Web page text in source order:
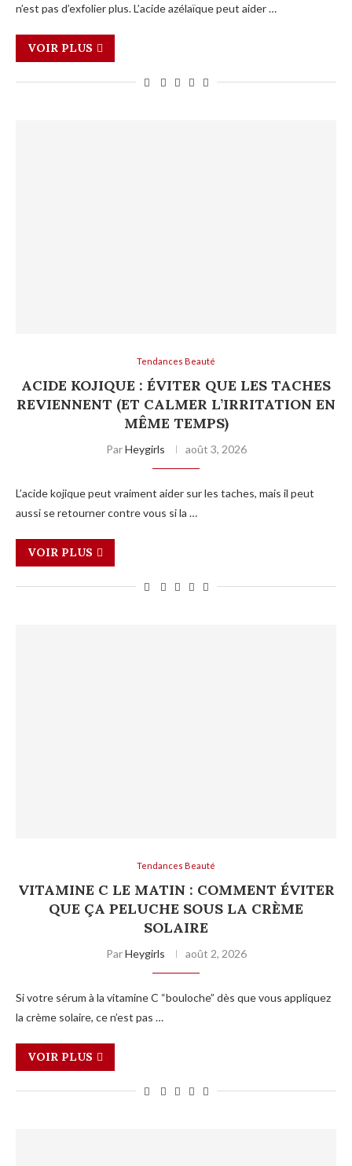
n’est pas d’exfolier plus. L’acide azélaïque peut aider …
VOIR PLUS
Tendances Beauté
ACIDE KOJIQUE : ÉVITER QUE LES TACHES
REVIENNENT (ET CALMER L’IRRITATION EN
MÊME TEMPS)
ParHeygirls août 3, 2026
L’acide kojique peut vraiment aider sur les taches, mais il peut
aussi se retourner contre vous si la …
VOIR PLUS
Tendances Beauté
VITAMINE C LE MATIN : COMMENT ÉVITER
QUE ÇA PELUCHE SOUS LA CRÈME
SOLAIRE
ParHeygirls août 2, 2026
Si votre sérum à la vitamine C “bouloche” dès que vous appliquez
la crème solaire, ce n’est pas …
VOIR PLUS